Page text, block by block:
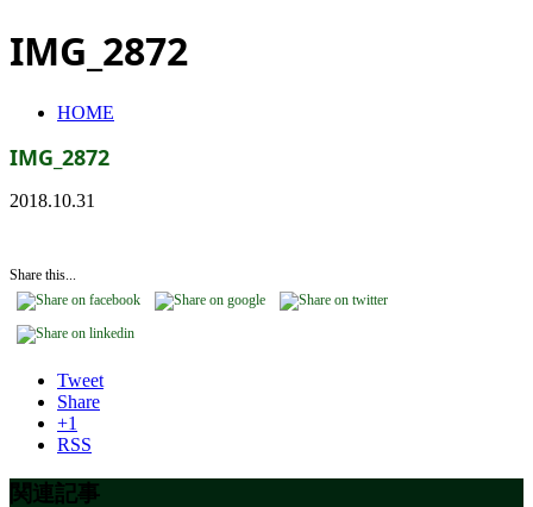
IMG_2872
HOME
IMG_2872
2018.10.31
Share this...
Tweet
Share
+1
RSS
関連記事